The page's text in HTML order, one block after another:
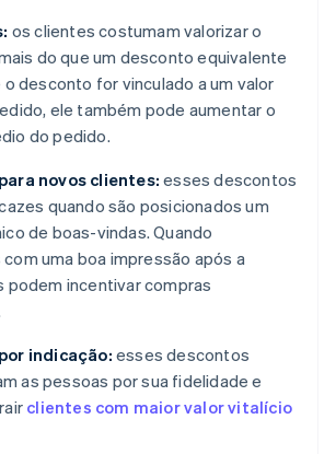
os clientes costumam valorizar o
do que um desconto equivalente
o desconto for vinculado a um valor
ele também pode aumentar o
do pedido.
novos clientes: esses descontos
quando são posicionados um
de boas-vindas. Quando
uma boa impressão após a
podem incentivar compras
indicação: esses descontos
as pessoas por sua fidelidade e
clientes com maior valor vitalício